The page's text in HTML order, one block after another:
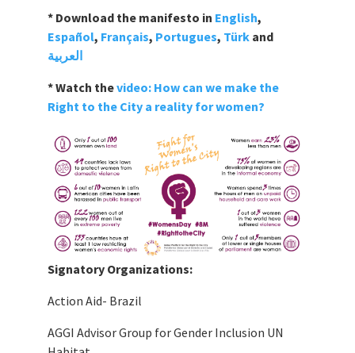
* Download the manifesto in English,
Español, Français, Portugues, Türkand
العربية
* Watch thevideo: How can we make the
Right to the City a reality for women?
Signatory Organizations:
Action Aid- Brazil
AGGI Advisor Group for Gender Inclusion UN